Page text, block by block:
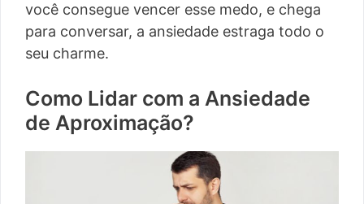
você consegue vencer esse medo, e chega
para conversar, a ansiedade estraga todo o
seu charme.
Como Lidar com a Ansiedade
de Aproximação?